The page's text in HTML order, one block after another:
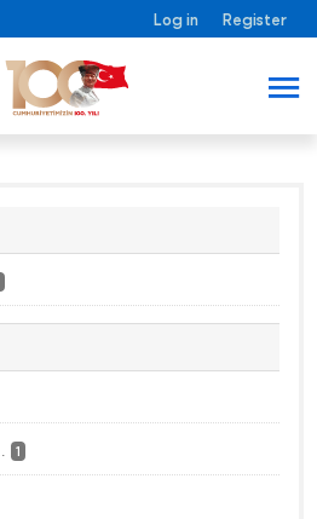
Log in Register
1